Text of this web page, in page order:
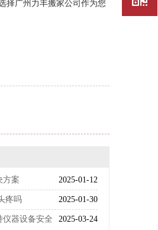
择广州力丰搬家公司作为您
2025-01-12
方案
2025-01-30
疼吗
2025-03-24
仪器设备安全